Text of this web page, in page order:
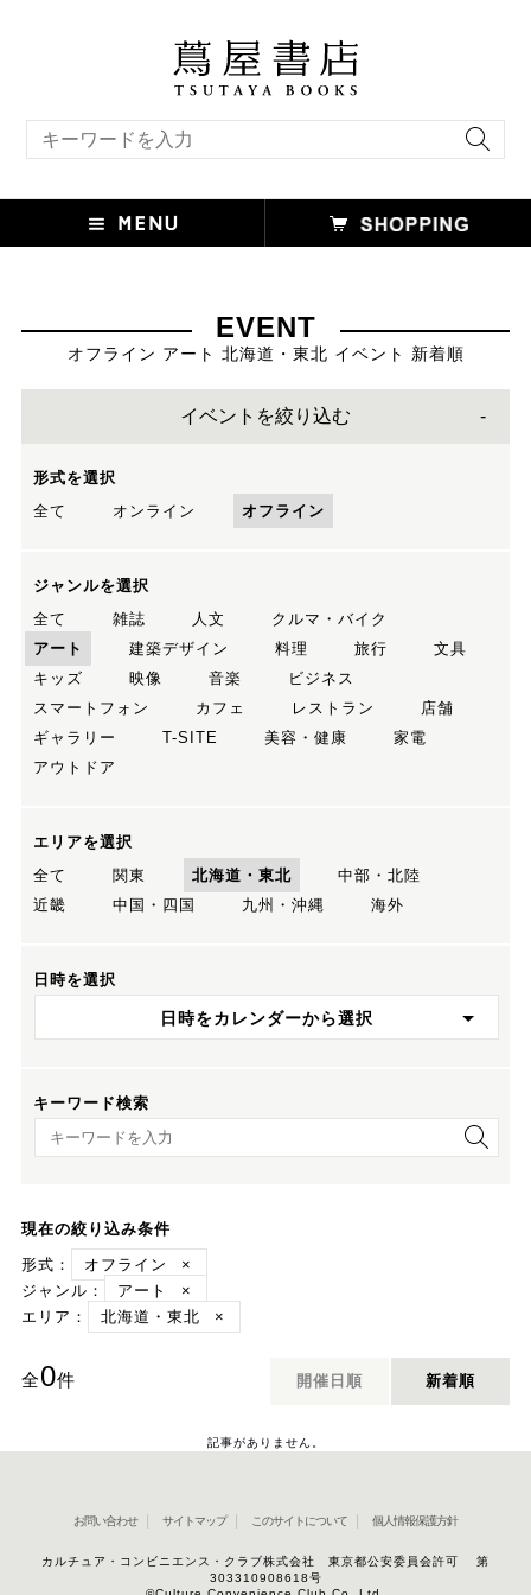
EVENT
オフライン アート 北海道・東北 イベント 新着順
イベントを絞り込む
形式を選択
全て
オンライン オフライン
ジャンルを選択
全て
雑誌 人文
クルマ・バイク
アート
建築デザイン 料理 旅行
文具
キッズ
映像 音楽
ビジネス
スマートフォン
カフェ レストラン
店舗
ギャラリー
T-SITE 美容・健康
家電
アウトドア
エリアを選択
全て
関東 北海道・東北
中部・北陸
近畿
中国・四国 九州・沖縄 海外
日時を選択
日時をカレンダーから選択
キーワード検索
キーワード検索
現在の絞り込み条件
形式：
オフライン
×
ジャンル：
アート
×
エリア：
北海道・東北 ×
全0件 開催日順 新着順
記事がありません。
お問い合わせ サイトマップ このサイトについて 個人情報保護方針
カルチュア・コンビニエンス・クラブ株式会社 東京都公安委員会許可 第
303310908618号